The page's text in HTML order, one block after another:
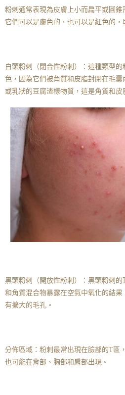
粉刺通常表現為皮膚上小而扁平或圓錐
它們可以是膚色的，也可以是紅色的，
白頭粉刺（閉合性粉刺）：這種類型
色，因為它們被角質和皮脂封閉在毛
或乳狀的豆腐渣樣物質，這是角質和皮
黑頭粉刺（開放性粉刺）：黑頭粉刺
和角質混合物暴露在空氣中氧化的結
有擴大的毛孔。
分佈區域：粉刺最常出現在臉部的T區
也可能在背部、胸部和肩部出現。